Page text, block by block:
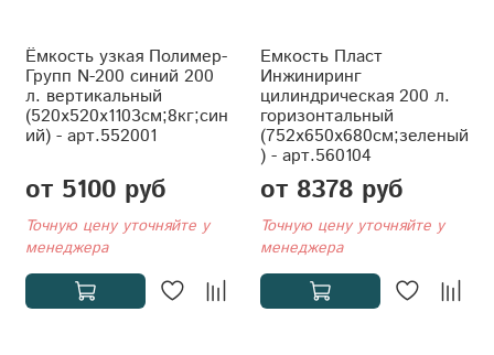
Ёмкость узкая Полимер-
Групп N-200 синий 200
л. вертикальный
(520x520x1103см;8кг;син
ий) - арт.552001
от 5100 руб
Точную цену уточняйте у
менеджера
Емкость Пласт
Инжиниринг
цилиндрическая 200 л.
горизонтальный
(752x650x680см;зеленый
) - арт.560104
от 8378 руб
Точную цену уточняйте у
менеджера